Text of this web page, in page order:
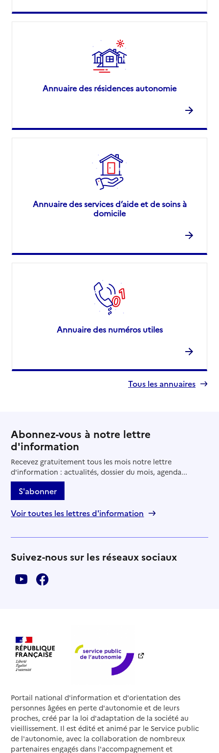
Annuaire des résidences autonomie
Annuaire des services d’aide et de soins à
domicile
Annuaire des numéros utiles
Tous les annuaires
Abonnez-vous à notre lettre
d'information
Recevez gratuitement tous les mois notre lettre
d'information : actualités, dossier du mois, agenda...
S'abonner
Voir toutes les lettres d'information
Suivez-nous sur les réseaux sociaux
Portail national d'information et d'orientation des
personnes âgées en perte d'autonomie et de leurs
proches, créé par la loi d'adaptation de la société au
vieillissement. Il est édité et animé par le Service public
de l'autonomie, avec la collaboration de nombreux
partenaires engagés dans l'accompagnement et